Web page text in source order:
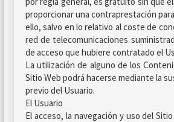
proporcionar una contraprestación
ello, salvo en lo relativo al coste de
red de telecomunicaciones
de acceso que hubiere contratado el
La utilización de alguno de los
Sitio Web podrá hacerse mediante la
previo del Usuario.
El Usuario
El acceso, la navegación y uso del